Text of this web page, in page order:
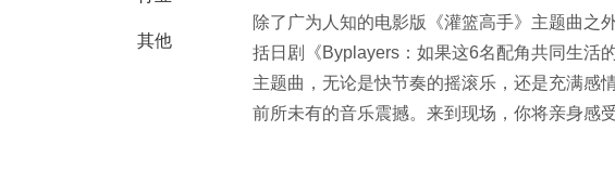
其他
除了广为人知的电影版《灌篮高手》主题曲之外
括日剧《Byplayers：如果这6名配角共同生活
主题曲，无论是快节奏的摇滚乐，还是充满感
前所未有的音乐震撼。 来到现场，你将亲身感